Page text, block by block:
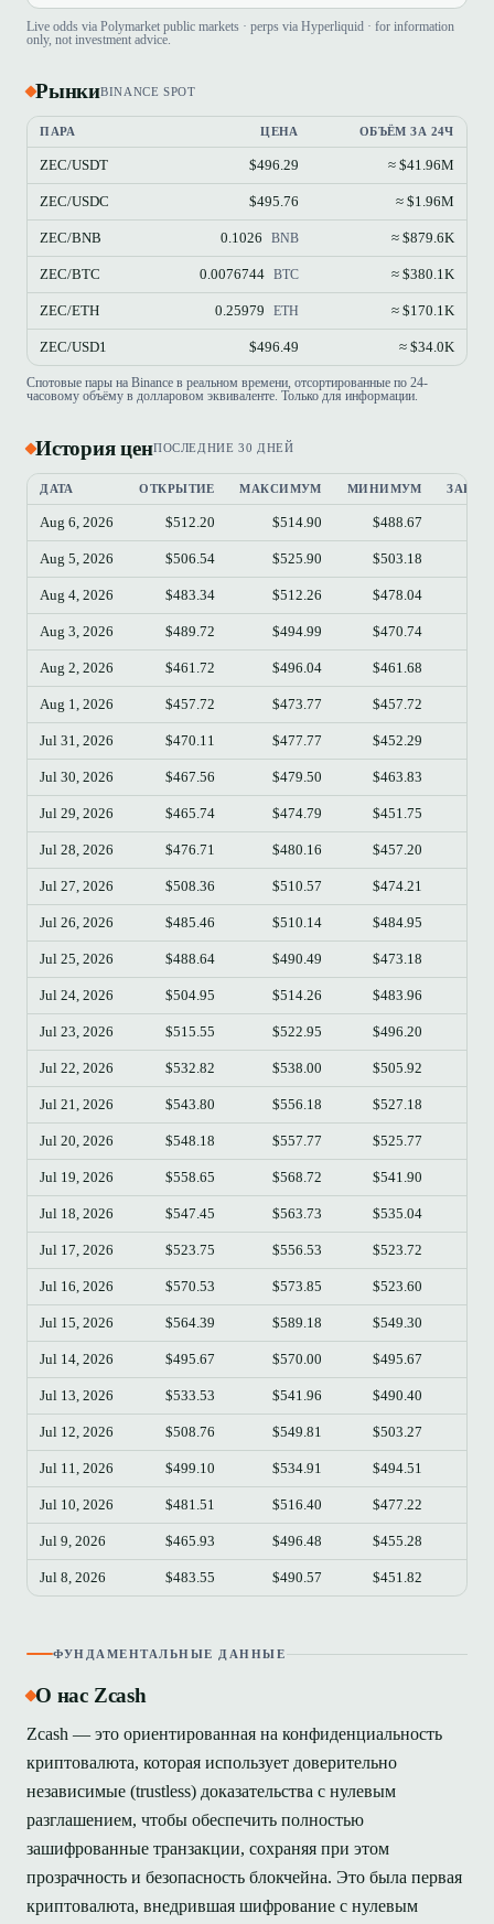
Live odds via Polymarket public markets · perps via Hyperliquid · for information
only, not investment advice.
РынкиBINANCE SPOT
ПАРА ЦЕНА ОБЪЁМ ЗА 24Ч
ZEC/USDT $496.29 ≈ $41.96M
ZEC/USDC $495.76 ≈ $1.96M
ZEC/BNB 0.1026 BNB ≈ $879.6K
ZEC/BTC 0.0076744 BTC ≈ $380.1K
ZEC/ETH 0.25979 ETH ≈ $170.1K
ZEC/USD1 $496.49 ≈ $34.0K
Спотовые пары на Binance в реальном времени, отсортированные по 24-
часовому объёму в долларовом эквиваленте. Только для информации.
История ценПОСЛЕДНИЕ 30 ДНЕЙ
ДАТА ОТКРЫТИЕ МАКСИМУМ МИНИМУМ
Aug 6, 2026 $512.20 $514.90 $488.67
Aug 5, 2026 $506.54 $525.90 $503.18
Aug 4, 2026 $483.34 $512.26 $478.04
Aug 3, 2026 $489.72 $494.99 $470.74
Aug 2, 2026 $461.72 $496.04 $461.68
Aug 1, 2026 $457.72 $473.77 $457.72
Jul 31, 2026 $470.11 $477.77 $452.29
Jul 30, 2026 $467.56 $479.50 $463.83
Jul 29, 2026 $465.74 $474.79 $451.75
Jul 28, 2026 $476.71 $480.16 $457.20
Jul 27, 2026 $508.36 $510.57 $474.21
Jul 26, 2026 $485.46 $510.14 $484.95
Jul 25, 2026 $488.64 $490.49 $473.18
Jul 24, 2026 $504.95 $514.26 $483.96
Jul 23, 2026 $515.55 $522.95 $496.20
Jul 22, 2026 $532.82 $538.00 $505.92
Jul 21, 2026 $543.80 $556.18 $527.18
Jul 20, 2026 $548.18 $557.77 $525.77
Jul 19, 2026 $558.65 $568.72 $541.90
Jul 18, 2026 $547.45 $563.73 $535.04
Jul 17, 2026 $523.75 $556.53 $523.72
Jul 16, 2026 $570.53 $573.85 $523.60
Jul 15, 2026 $564.39 $589.18 $549.30
Jul 14, 2026 $495.67 $570.00 $495.67
Jul 13, 2026 $533.53 $541.96 $490.40
Jul 12, 2026 $508.76 $549.81 $503.27
Jul 11, 2026 $499.10 $534.91 $494.51
Jul 10, 2026 $481.51 $516.40 $477.22
Jul 9, 2026 $465.93 $496.48 $455.28
Jul 8, 2026 $483.55 $490.57 $451.82
ФУНДАМЕНТАЛЬНЫЕ ДАННЫЕ
О нас Zcash
Zcash — это ориентированная на конфиденциальность
криптовалюта, которая использует доверительно
независимые (trustless) доказательства с нулевым
разглашением, чтобы обеспечить полностью
зашифрованные транзакции, сохраняя при этом
прозрачность и безопасность блокчейна. Это была первая
криптовалюта, внедрившая шифрование с нулевым